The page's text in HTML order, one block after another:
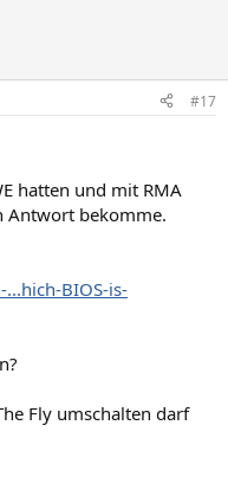
#17
hatten und mit RMA
Antwort bekomme.
BIOS-is-
Fly umschalten darf